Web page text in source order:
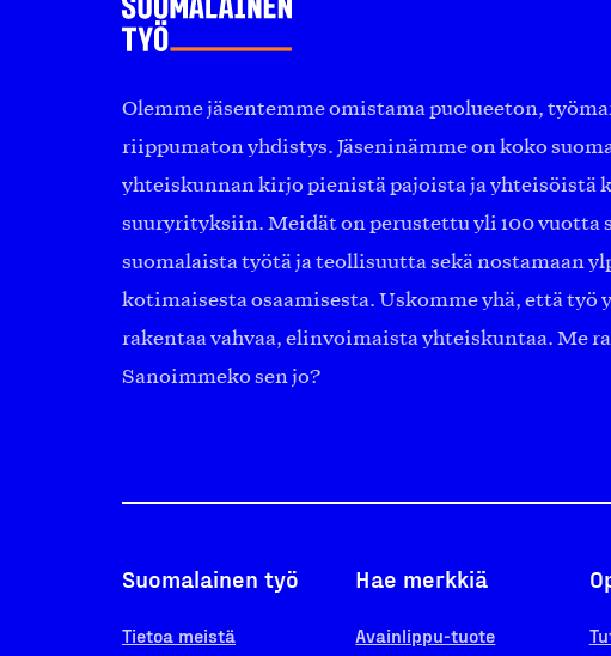
Olemme jäsentemme omistama puolueeton,
riippumaton yhdistys. Jäseninämme on koko
yhteiskunnan kirjo pienistä pajoista ja yhteisöistä
suuryrityksiin. Meidät on perustettu yli 100 vuotta
suomalaista työtä ja teollisuutta sekä nostamaan
kotimaisesta osaamisesta. Uskomme yhä, että työ
rakentaa vahvaa, elinvoimaista yhteiskuntaa. Me
Sanoimmeko sen jo?
Suomalainen työ
Tietoa meistä
Hae merkkiä
Avainlippu-tuote